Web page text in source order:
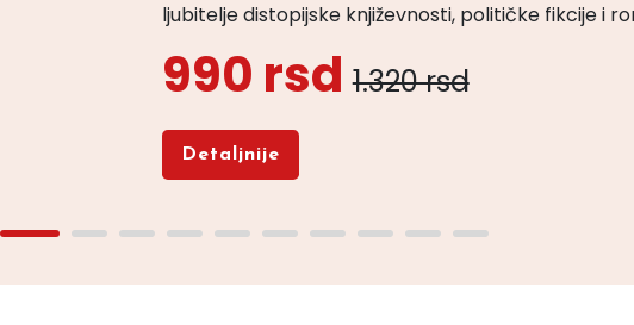
ljubitelje distopijske književnosti, političke fikcije i
990 rsd 1.320 rsd
Detaljnije